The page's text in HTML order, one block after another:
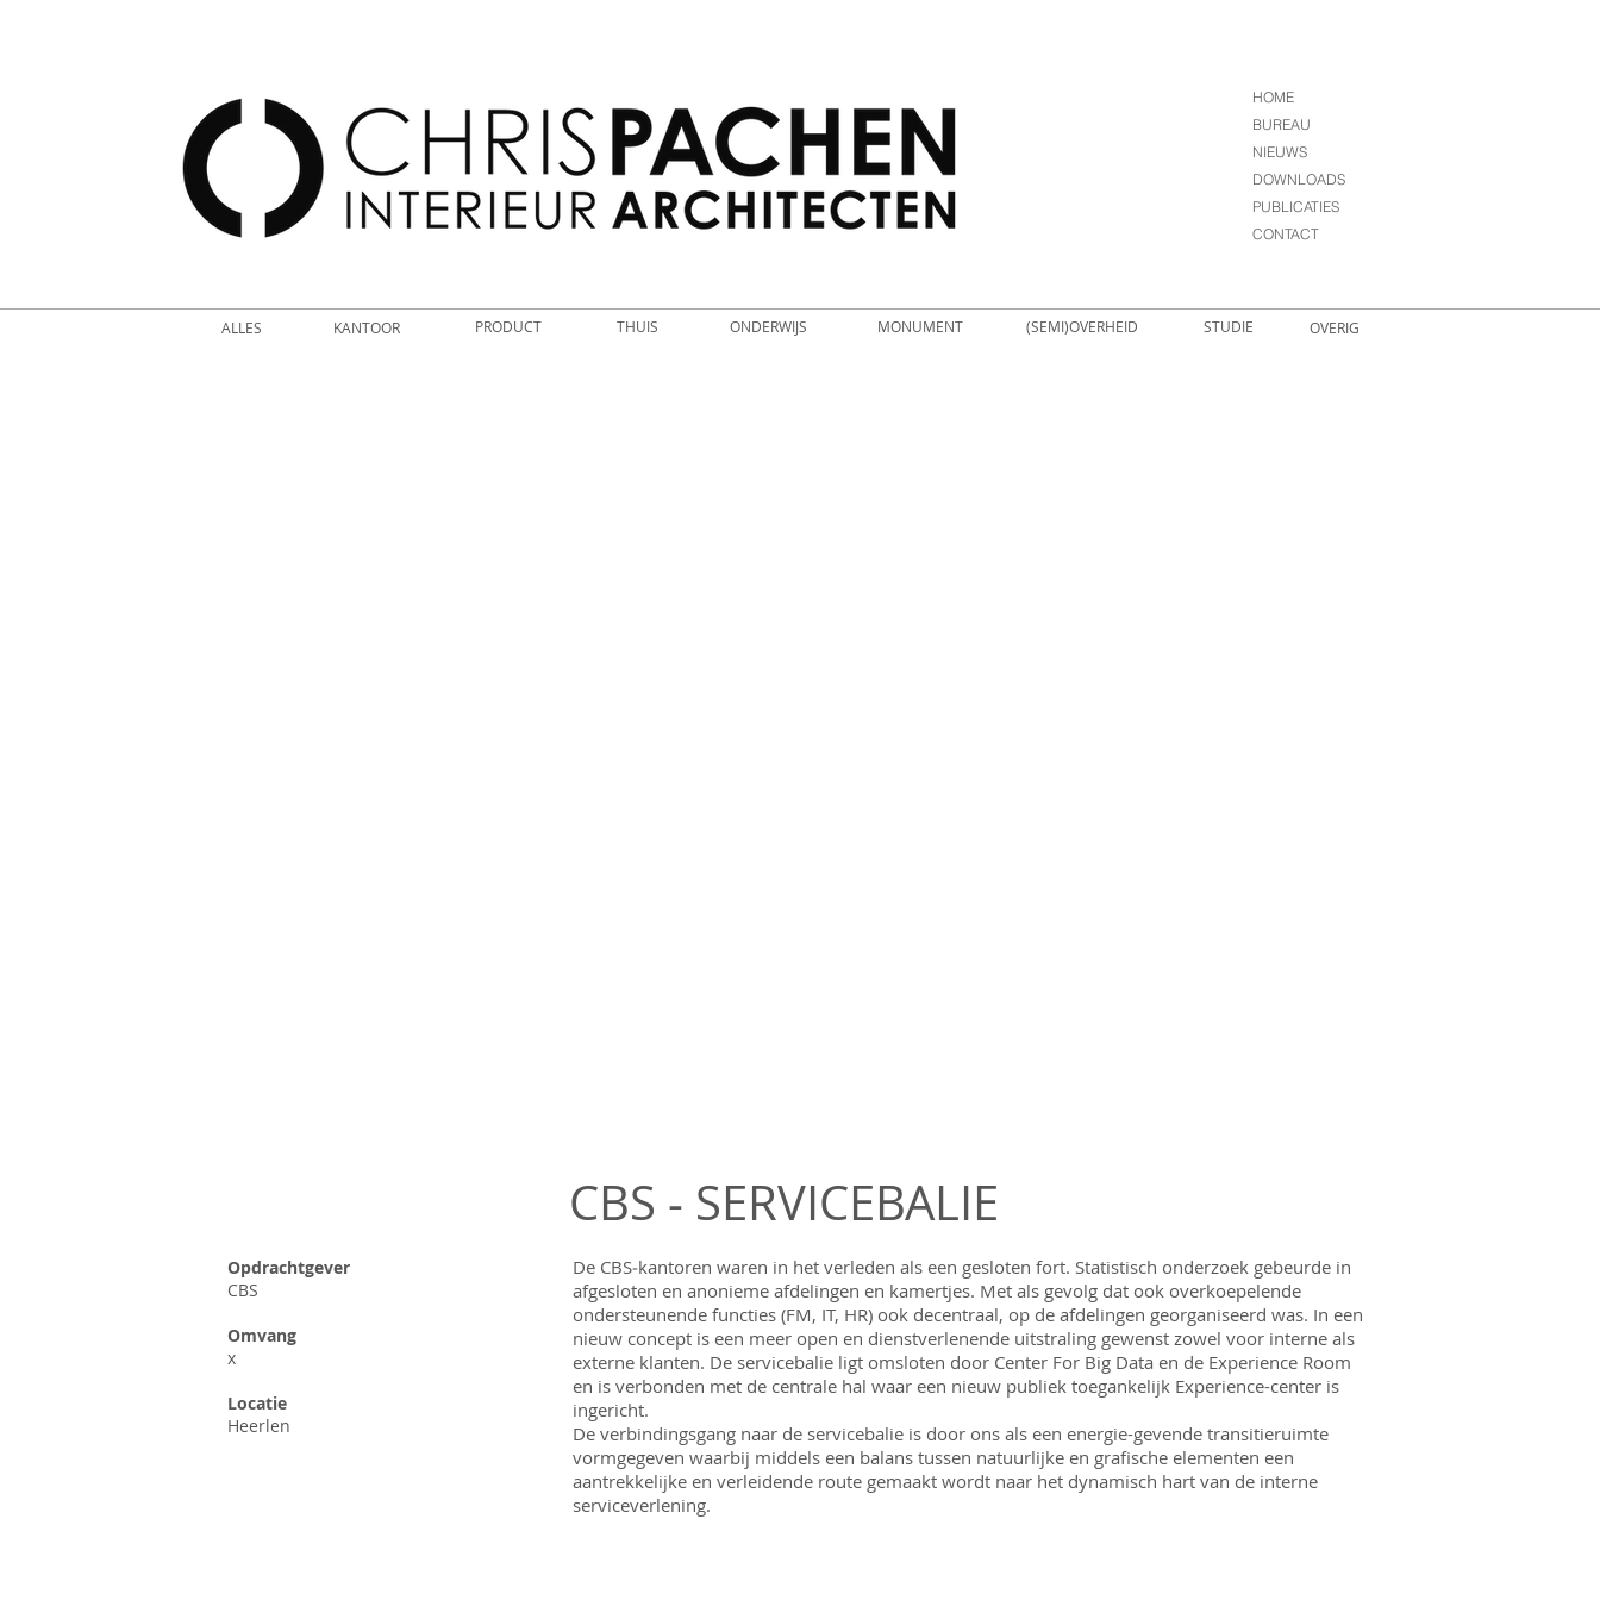
HOME
BUREAU
NIEUWS
DOWNLOADS
PUBLICATIES
CONTACT
ALLES KANTOOR PRODUCT THUIS ONDERWIJS MONUMENT (SEMI)OVERHEID STUDIE OVERIG
CBS - SERVICEBALIE
Opdrachtgever
CBS
Omvang
x
Locatie
Heerlen
De CBS‐kantoren waren in het verleden als een gesloten fort. Statistisch onderzoek gebeurde in
afgesloten en anonieme afdelingen en kamertjes. Met als gevolg dat ook overkoepelende
ondersteunende functies (FM, IT, HR) ook decentraal, op de afdelingen georganiseerd was. In een
nieuw concept is een meer open en dienstverlenende uitstraling gewenst zowel voor interne als
externe klanten. De servicebalie ligt omsloten door Center For Big Data en de Experience Room
en is verbonden met de centrale hal waar een nieuw publiek toegankelijk Experience-center is
ingericht.
De verbindingsgang naar de servicebalie is door ons als een energie-gevende transitieruimte
vormgegeven waarbij middels een balans tussen natuurlijke en grafische elementen een
aantrekkelijke en verleidende route gemaakt wordt naar het dynamisch hart van de interne
serviceverlening.